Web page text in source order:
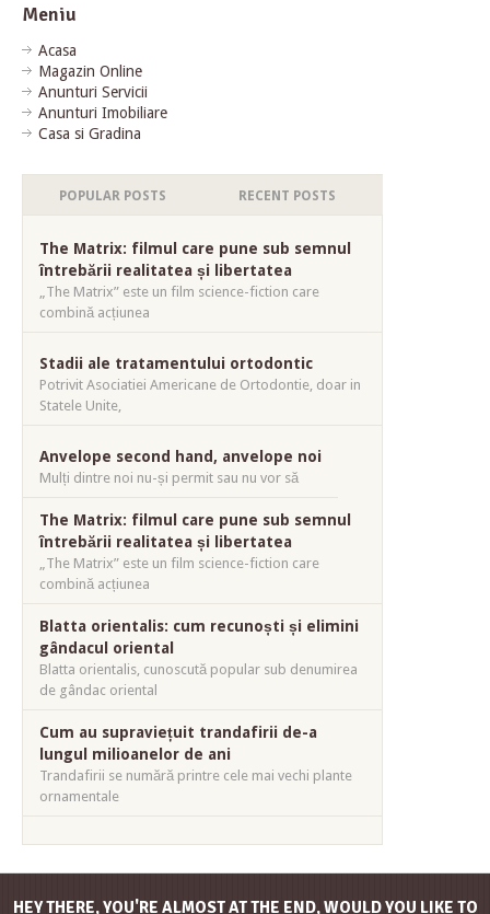
Meniu
Acasa
Magazin Online
Anunturi Servicii
Anunturi Imobiliare
Casa si Gradina
POPULAR POSTS RECENT POSTS
The Matrix: filmul care pune sub semnul
întrebării realitatea și libertatea
„The Matrix” este un film science-fiction care
combină acțiunea
Stadii ale tratamentului ortodontic
Potrivit Asociatiei Americane de Ortodontie, doar in
Statele Unite,
Anvelope second hand, anvelope noi
Mulți dintre noi nu-și permit sau nu vor să
The Matrix: filmul care pune sub semnul
întrebării realitatea și libertatea
„The Matrix” este un film science-fiction care
combină acțiunea
Blatta orientalis: cum recunoști și elimini
gândacul oriental
Blatta orientalis, cunoscută popular sub denumirea
de gândac oriental
Cum au supraviețuit trandafirii de-a
lungul milioanelor de ani
Trandafirii se numără printre cele mai vechi plante
ornamentale
HEY THERE, YOU'RE ALMOST AT THE END, WOULD YOU LIKE TO